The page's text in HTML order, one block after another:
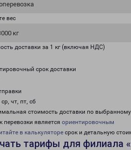
вес
кг
доставки за 1 кг (включая НДС)
срок доставки
ср, чт, пт, сб
стоимость доставки по
перевозки является ориентировочным
в калькуляторе срок и детальную
тарифы для филиала